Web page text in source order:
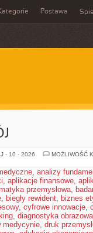
Postawa
- 10 - 2026
MOŻLIWOŚĆ
, analizy
, aplikacje finansowe,
przemysłowa,
, biegły rewident, biznes
, cyfrowe innowacje,
, diagnostyka obrazowa
medycynie, druk